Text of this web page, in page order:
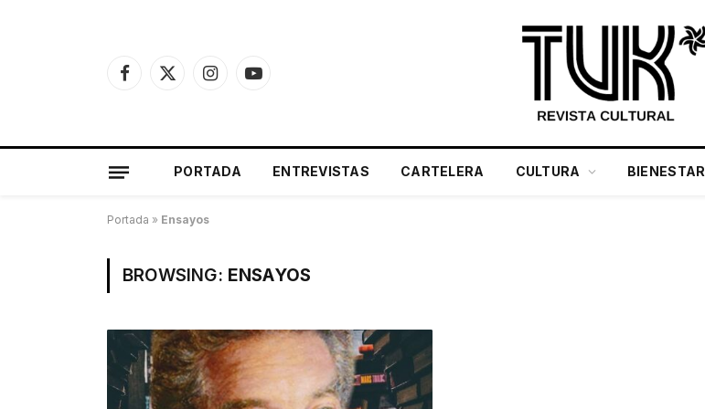
Facebook
X
InstagramYouTube
PORTADA ENTREVISTAS CARTELERA CULTURA BIENESTAR
Portada » Ensayos
BROWSING: ENSAYOS